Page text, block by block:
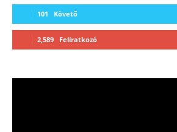
101 Követő
2,589 Feliratkozó